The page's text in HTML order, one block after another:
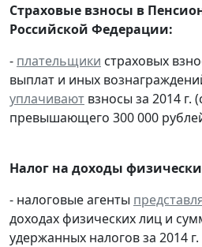
Страховые взносы в
Российской Федерации:
- плательщики страховых
выплат и иных
уплачивают взносы за 2014 г.
превышающего 300 000
Налог на доходы
- налоговые агенты
доходах физических лиц и
удержанных налогов за 2014 г.